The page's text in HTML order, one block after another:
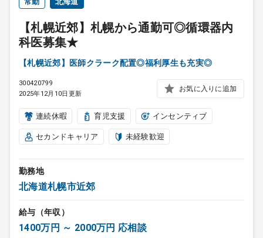
【札幌近郊】札幌から通勤可◎循環器内
科医募集★
【札幌近郊】医師クラーク配置◎福利厚生も充実◎
300420799
2025年12月10日更新
お気に入りに追加
連続休暇 育児支援 インセンティブ
セカンドキャリア 未経験歓迎
勤務地
北海道札幌市近郊
給与（年収）
1400万円 ～ 2000万円 応相談